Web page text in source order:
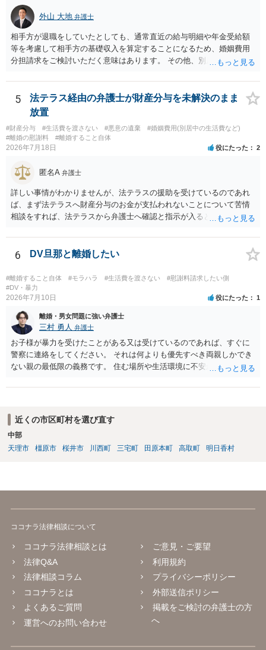
外山 大地 弁護士
相手方が退職をしていたとしても、通常直近の給与明細や年金受給額
等を考慮して相手方の基礎収入を算定することになるため、婚姻費用
分担請求をご検討いただく意味はあります。 その他、別居の経緯、質
て、ご検討いただくのが良いかと思います。
5
法テラス経由の弁護士が財産分与を未解決のまま
放置
#財産分与 #生活費を渡さない #悪意の遺棄
#婚姻費用(別居中の生活費など)
#離婚の慰謝料
#離婚すること自体
2026年7月18日 役にたった 2
匿名A 弁護士
詳しい事情がわかりませんが、法テラスの援助を受けているのであれ
ば、まず法テラスへ財産分与のお金が支払われないことについて苦情
相談をすれば、法テラスから弁護士へ確認と指示が入ると思います。
す。
6 DV旦那と離婚したい
#離婚すること自体 #モラハラ #生活費を渡さない
#慰謝料請求したい側
#DV・暴力
2026年7月10日 役にたった 1
離婚・男女問題に強い弁護士
三村 勇人 弁護士
お子様が暴力を受けたことがある又は受けているのであれば、すぐに
警察に連絡をしてください。 それは何よりも優先すべき両親しかでき
ない親の最低限の義務です。 住む場所や生活環境に不安があるようで
場所を特定されないような措置も行っていただけます。 また、日本で
れます。 暴力を受けた際に、警察を呼んでください。その証拠だけで
十分です。それ以外は必要ありません。 なお、現在暴力を受けていな
いのであれば、暴力を待つ必要はありません。 夜逃げが可能なのであ
れば、すぐにしてください。 別居期間が２年を超えれば離婚できます
近くの市区町村を選び直す
中部
天理市
橿原市 桜井市 川西町 三宅町 田原本町 高取町 明日香村
ココナラ法律相談について
ココナラ法律相談とは
法律Q&A
法律相談コラム
ココナラとは
よくあるご質問
運営へのお問い合わせ
ご意見・ご要望
利用規約
プライバシーポリシー
外部送信ポリシー
掲載をご検討の弁護士の方
へ